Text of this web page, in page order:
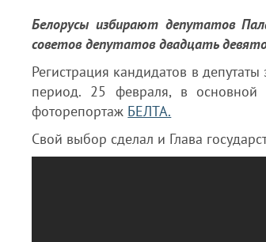
Белорусы избирают депутатов
cоветов депутатов двадцать
Регистрация кандидатов в
период. 25 февраля, в основной
фоторепортаж БЕЛТА.
Свой выбор сделал и Глава